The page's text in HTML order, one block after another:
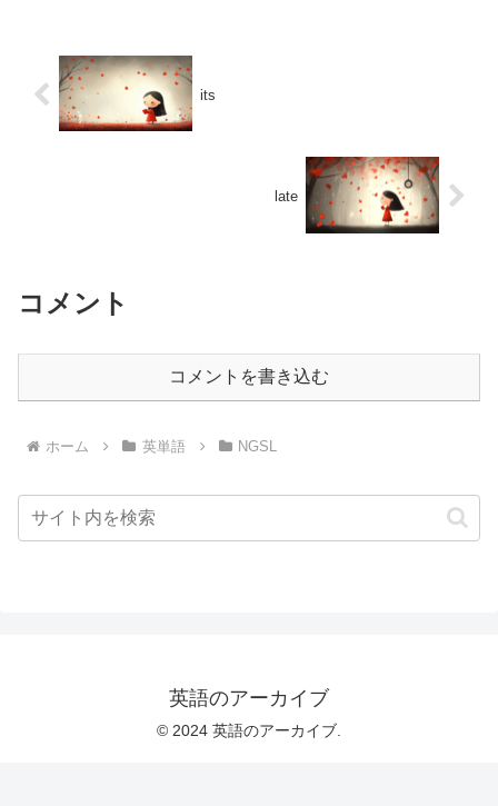
its
late
コメント
コメントを書き込む
ホーム 英単語 NGSL
英語のアーカイブ
© 2024 英語のアーカイブ.